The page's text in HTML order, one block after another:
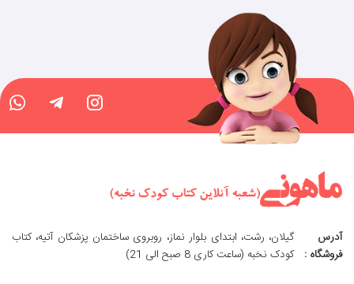
آدرس
فروشگاه :
گیلان، رشت، ابتدای بلوار نماز، روبروی ساختمان پزشکان آتیه، کتاب
کودک نخبه (ساعت کاری 8 صبح الی 21)